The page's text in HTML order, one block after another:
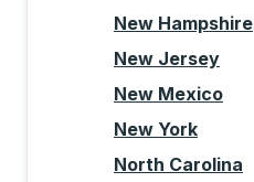
New Hampshire
New Jersey
New Mexico
New York
North Carolina